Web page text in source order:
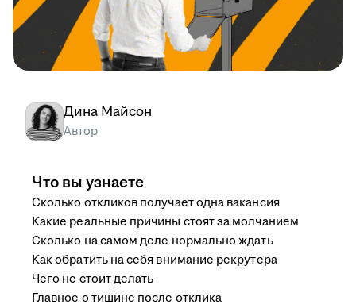
Дина Майсон
Автор
Что вы узнаете
Сколько откликов получает одна вакансия
Какие реальные причины стоят за молчанием
Сколько на самом деле нормально ждать
Как обратить на себя внимание рекрутера
Чего не стоит делать
Главное о тишине после отклика